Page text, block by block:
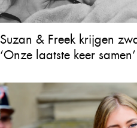
Suzan & Freek krijgen
‘Onze laatste keer samen’